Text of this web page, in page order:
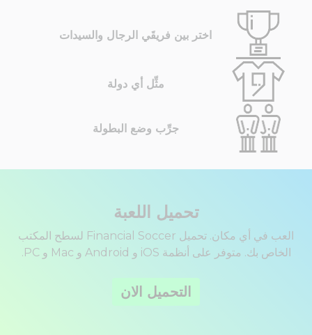
اختر بين فريقَي الرجال والسيدات
مثِّل أي دولة
جرِّب وضع البطولة
تحميل اللعبة
العب في أي مكان. تحميل Financial Soccer لسطح المكتب
الخاص بك. متوفر على أنظمة iOS و Android و Mac و PC.
التحميل الان